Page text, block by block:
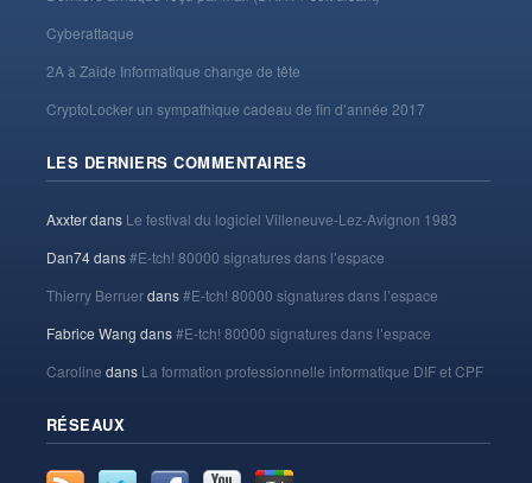
Cyberattaque
2A à Zaide Informatique change de tête
CryptoLocker un sympathique cadeau de fin d’année 2017
LES DERNIERS COMMENTAIRES
Axxterdans Le festival du logiciel Villeneuve-Lez-Avignon 1983
Dan74dans#E-tch! 80000 signatures dans l’espace
Thierry Berruerdans#E-tch! 80000 signatures dans l’espace
Fabrice Wang dans#E-tch! 80000 signatures dans l’espace
Caroline dans La formation professionnelle informatique DIF et CPF
RÉSEAUX